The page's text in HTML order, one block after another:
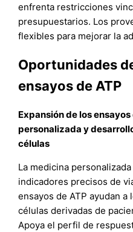
enfrenta restricciones
presupuestarios. Los
flexibles para mejorar la
Oportunidades
ensayos de ATP
Expansión de los
personalizada y
células
La medicina
indicadores precisos de
ensayos de ATP ayudan a
células derivadas de
Apoya el perfil de